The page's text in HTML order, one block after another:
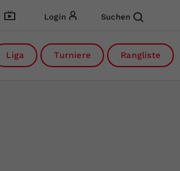
Login Suchen
Liga Turniere Rangliste